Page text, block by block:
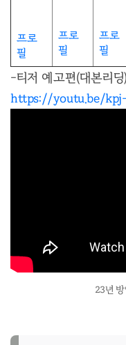
프로
필
프로
필
프로
필
-티저 예고편(대본리딩)
https://youtu.be/kpj-
23년